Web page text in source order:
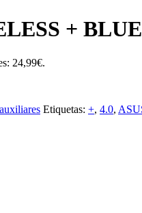
+
24,99€.
Etiquetas: +, 4.0,